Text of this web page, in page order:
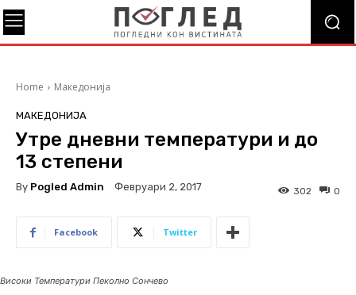
Home Македонија
МАКЕДОНИЈА
Утре дневни температури и до
13 степени
By Pogled Admin Февруари 2, 2017 0
302
Facebook Twitter
Високи Температури Пеколно Сончево